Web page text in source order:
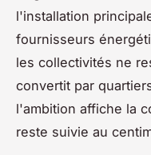
l'installation
fournisseurs
les collectivités ne
convertit par
l'ambition affiche la
reste suivie au